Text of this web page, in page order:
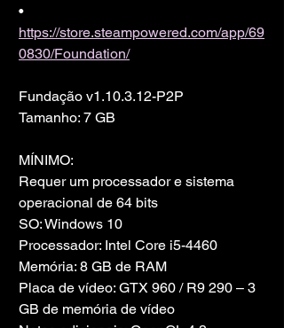
•
https://store.steampowered.com/app/69
0830/Foundation/
Fundação v1.10.3.12-P2P
Tamanho: 7 GB
MÍNIMO:
Requer um processador e sistema
operacional de 64 bits
SO: Windows 10
Processador: Intel Core i5-4460
Memória: 8 GB de RAM
Placa de vídeo: GTX 960 / R9 290 – 3
GB de memória de vídeo